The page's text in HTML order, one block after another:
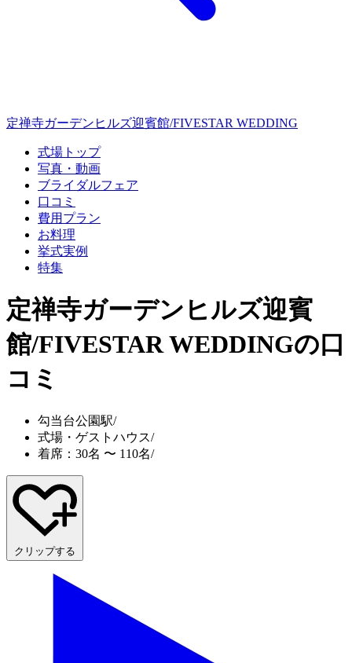
定禅寺ガーデンヒルズ迎賓館/FIVESTAR WEDDING
式場トップ
写真・動画
ブライダルフェア
口コミ
費用プラン
お料理
挙式実例
特集
定禅寺ガーデンヒルズ迎賓
館/FIVESTAR WEDDINGの口
コミ
勾当台公園駅/
式場・ゲストハウス/
着席：30名 〜 110名/
クリップする